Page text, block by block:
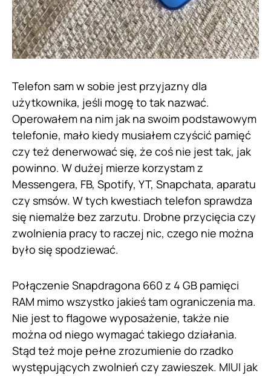
Telefon sam w sobie jest przyjazny dla
użytkownika, jeśli mogę to tak nazwać.
Operowałem na nim jak na swoim podstawowym
telefonie, mało kiedy musiałem czyścić pamięć
czy też denerwować się, że coś nie jest tak, jak
powinno. W dużej mierze korzystam z
Messengera, FB, Spotify, YT, Snapchata, aparatu
czy smsów. W tych kwestiach telefon sprawdza
się niemalże bez zarzutu. Drobne przycięcia czy
zwolnienia pracy to raczej nic, czego nie można
było się spodziewać.
Połączenie Snapdragona 660 z 4 GB pamięci
RAM mimo wszystko jakieś tam ograniczenia ma.
Nie jest to flagowe wyposażenie, także nie
można od niego wymagać takiego działania.
Stąd też moje pełne zrozumienie do rzadko
występujących zwolnień czy zawieszek. MIUI jak